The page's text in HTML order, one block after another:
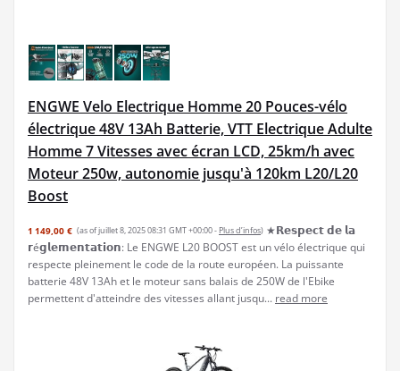
ENGWE Velo Electrique Homme 20 Pouces-vélo
électrique 48V 13Ah Batterie, VTT Electrique Adulte
Homme 7 Vitesses avec écran LCD, 25km/h avec
Moteur 250w, autonomie jusqu'à 120km L20/L20
Boost
1 149,00 € (as of juillet 8, 2025 08:31 GMT +00:00 - Plus d’infos) ★𝗥𝗲𝘀𝗽𝗲𝗰𝘁 𝗱𝗲 𝗹𝗮
𝗿é𝗴𝗹𝗲𝗺𝗲𝗻𝘁𝗮𝘁𝗶𝗼𝗻: Le ENGWE L20 BOOST est un vélo électrique qui
respecte pleinement le code de la route européen. La puissante
batterie 48V 13Ah et le moteur sans balais de 250W de l'Ebike
permettent d'atteindre des vitesses allant jusqu... read more